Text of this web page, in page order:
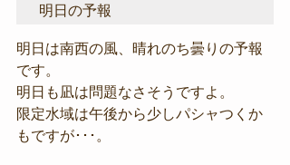
明日の予報
明日は南西の風、晴れのち曇りの予報
です。
明日も凪は問題なさそうですよ。
限定水域は午後から少しパシャつくか
もですが･･･。